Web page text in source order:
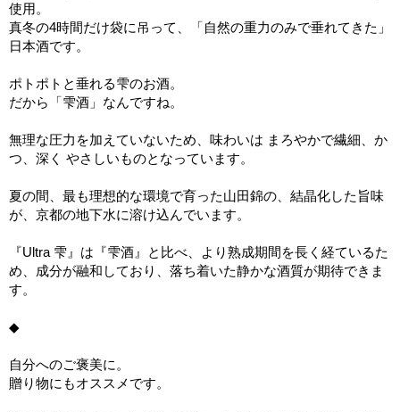
使用。
真冬の4時間だけ袋に吊って、「自然の重力のみで垂れてきた」
日本酒です。
ポトポトと垂れる雫のお酒。
だから「雫酒」なんですね。
無理な圧力を加えていないため、味わいは まろやかで繊細、か
つ、深く やさしいものとなっています。
夏の間、最も理想的な環境で育った山田錦の、結晶化した旨味
が、京都の地下水に溶け込んでいます。
『Ultra 雫』は『雫酒』と比べ、より熟成期間を長く経ているた
め、成分が融和しており、落ち着いた静かな酒質が期待できま
す。
◆
自分へのご褒美に。
贈り物にもオススメです。